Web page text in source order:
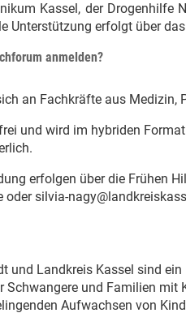
Kassel, der Drogenhilfe
Unterstützung erfolgt über
anmelden?
an Fachkräfte aus Medizin,
und wird im hybriden
erfolgen über die Frühen
oder silvia-
und Landkreis Kassel sind
und Familien mit
Aufwachsen von